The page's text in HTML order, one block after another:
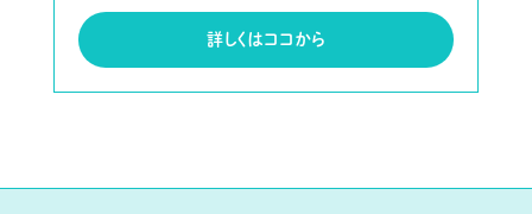
詳しくはココから